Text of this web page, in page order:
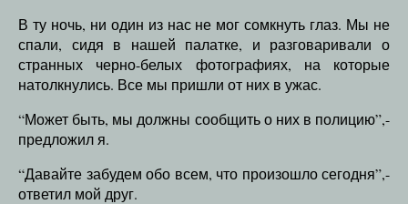
В ту ночь, ни один из нас не мог сомкнуть глаз. Мы не
спали, сидя в нашей палатке, и разговаривали о
странных черно-белых фотографиях, на которые
натолкнулись. Все мы пришли от них в ужас.
“Может быть, мы должны сообщить о них в полицию”,-
предложил я.
“Давайте забудем обо всем, что произошло сегодня”,-
ответил мой друг.